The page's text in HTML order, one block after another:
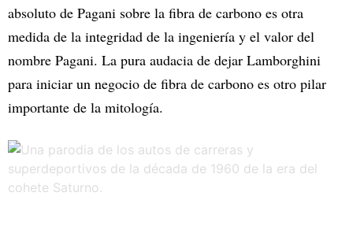
absoluto de Pagani sobre la fibra de carbono es otra
medida de la integridad de la ingeniería y el valor del
nombre Pagani. La pura audacia de dejar Lamborghini
para iniciar un negocio de fibra de carbono es otro pilar
importante de la mitología.